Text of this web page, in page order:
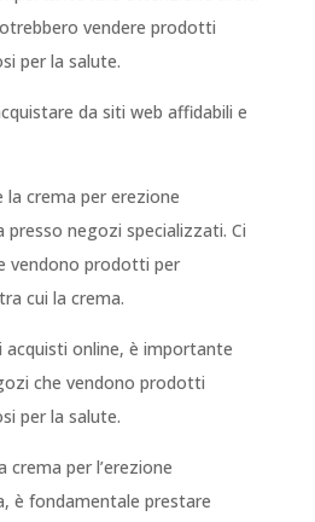
vendere prodotti
per la salute.
da siti web affidabili e
la crema per erezione
negozi specializzati. Ci
vendono prodotti per
cui la crema.
online, è importante
che vendono prodotti
per la salute.
crema per l’erezione
è fondamentale prestare